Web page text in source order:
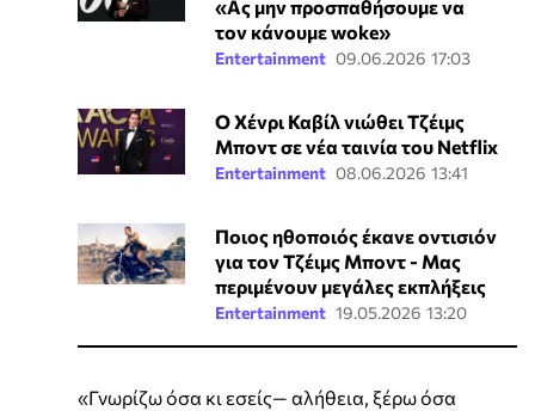
«Ας μην προσπαθήσουμε να
τον κάνουμε woke»
Entertainment 09.06.2026 17:03
Ο Χένρι Καβίλ νιώθει Τζέιμς
Μποντ σε νέα ταινία του Netflix
Entertainment 08.06.2026 13:41
Ποιος ηθοποιός έκανε οντισιόν
για τον Τζέιμς Μποντ - Μας
περιμένουν μεγάλες εκπλήξεις
Entertainment 19.05.2026 13:20
«Γνωρίζω όσα κι εσείς— αλήθεια, ξέρω όσα